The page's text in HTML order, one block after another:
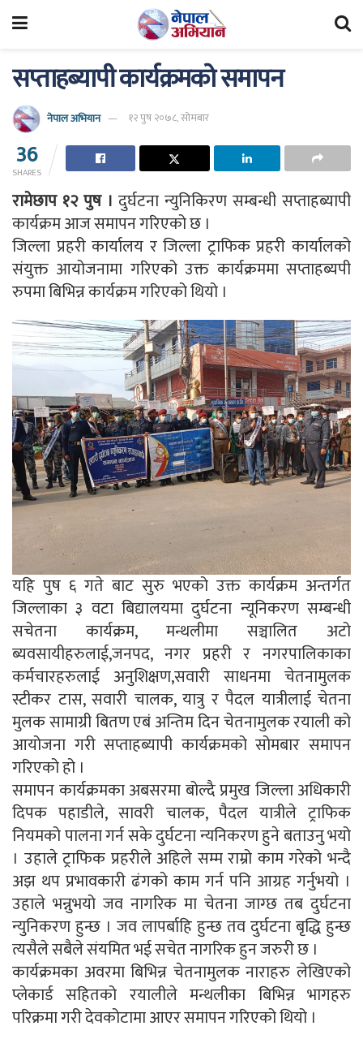
सप्ताहब्यापी कार्यक्रमको समापन
नेपाल अभियान १२ पुष २०७८, सोमबार
36
SHARES
रामेछाप १२ पुष । दुर्घटना न्युनिकिरण सम्बन्धी सप्ताहब्यापी
कार्यक्रम आज समापन गरिएको छ ।
जिल्ला प्रहरी कार्यालय र जिल्ला ट्राफिक प्रहरी कार्यालको
संयुक्त आयोजनामा गरिएको उक्त कार्यक्रममा सप्ताहब्यपी
रुपमा बिभिन्न कार्यक्रम गरिएको थियो ।
यहि पुष ६ गते बाट सुरु भएको उक्त कार्यक्रम अन्तर्गत
जिल्लाका ३ वटा बिद्यालयमा दुर्घटना न्यूनिकरण सम्बन्धी
सचेतना कार्यक्रम, मन्थलीमा सञ्चालित अटो
ब्यवसायीहरुलाई,जनपद, नगर प्रहरी र नगरपालिकाका
कर्मचारहरुलाई अनुशिक्षण,सवारी साधनमा चेतनामुलक
स्टीकर टास, सवारी चालक, यात्रु र पैदल यात्रीलाई चेतना
मुलक सामाग्री बितण एबं अन्तिम दिन चेतनामुलक रयाली को
आयोजना गरी सप्ताहब्यापी कार्यक्रमको सोमबार समापन
गरिएको हो ।
समापन कार्यक्रमका अबसरमा बोल्दै प्रमुख जिल्ला अधिकारी
दिपक पहाडीले, सावरी चालक, पैदल यात्रीले ट्राफिक
नियमको पालना गर्न सके दुर्घटना न्यनिकरण हुने बताउनु भयो
। उहाले ट्राफिक प्रहरीले अहिले सम्म राम्रो काम गरेको भन्दै
अझ थप प्रभावकारी ढंगको काम गर्न पनि आग्रह गर्नुभयो ।
उहाले भन्नुभयो जव नागरिक मा चेतना जाग्छ तब दुर्घटना
न्युनिकरण हुन्छ । जव लापर्बाहि हुन्छ तव दुर्घटना बृद्धि हुन्छ
त्यसैले सबैले संयमित भई सचेत नागरिक हुन जरुरी छ ।
कार्यक्रमका अवरमा बिभिन्न चेतनामुलक नाराहरु लेखिएको
प्लेकार्ड सहितको रयालीले मन्थलीका बिभिन्न भागहरु
परिक्रमा गरी देवकोटामा आएर समापन गरिएको थियो ।